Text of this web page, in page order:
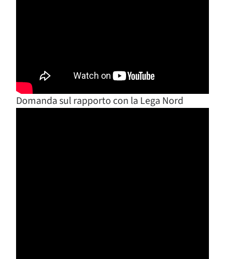
Domanda sul rapporto con la Lega Nord